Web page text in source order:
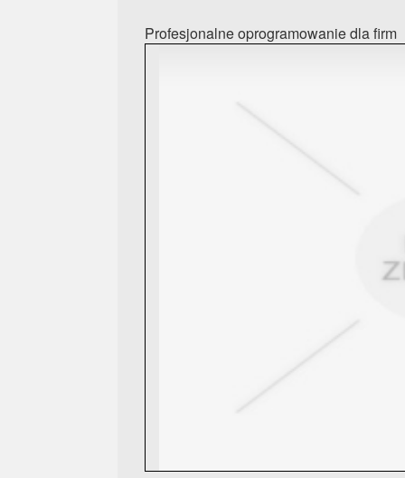
Profesjonalne oprogramowanie dla firm